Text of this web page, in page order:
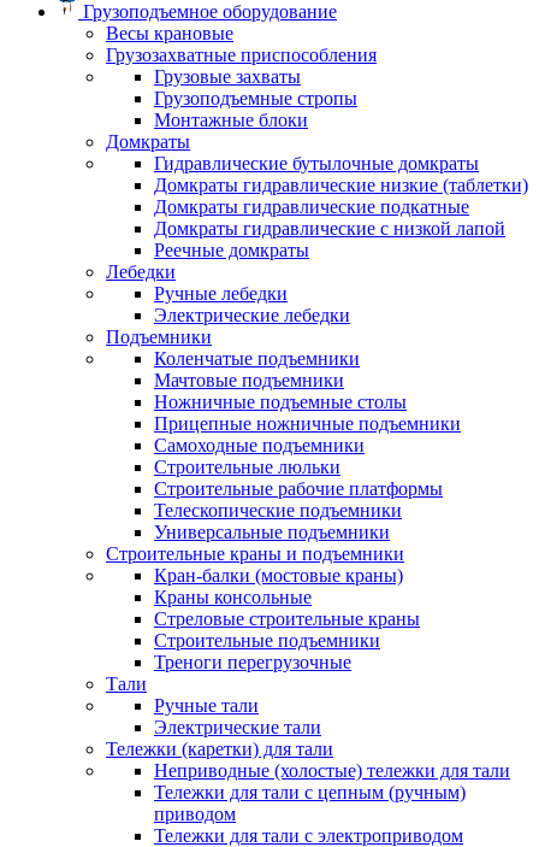
Грузоподъемное оборудование
Весы крановые
Грузозахватные приспособления
Грузовые захваты
Грузоподъемные стропы
Монтажные блоки
Домкраты
Гидравлические бутылочные домкраты
Домкраты гидравлические низкие (таблетки)
Домкраты гидравлические подкатные
Домкраты гидравлические с низкой лапой
Реечные домкраты
Лебедки
Ручные лебедки
Электрические лебедки
Подъемники
Коленчатые подъемники
Мачтовые подъемники
Ножничные подъемные столы
Прицепные ножничные подъемники
Самоходные подъемники
Строительные люльки
Строительные рабочие платформы
Телескопические подъемники
Универсальные подъемники
Строительные краны и подъемники
Кран-балки (мостовые краны)
Краны консольные
Стреловые строительные краны
Строительные подъемники
Треноги перегрузочные
Тали
Ручные тали
Электрические тали
Тележки (каретки) для тали
Неприводные (холостые) тележки для тали
Тележки для тали с цепным (ручным)
приводом
Тележки для тали с электроприводом